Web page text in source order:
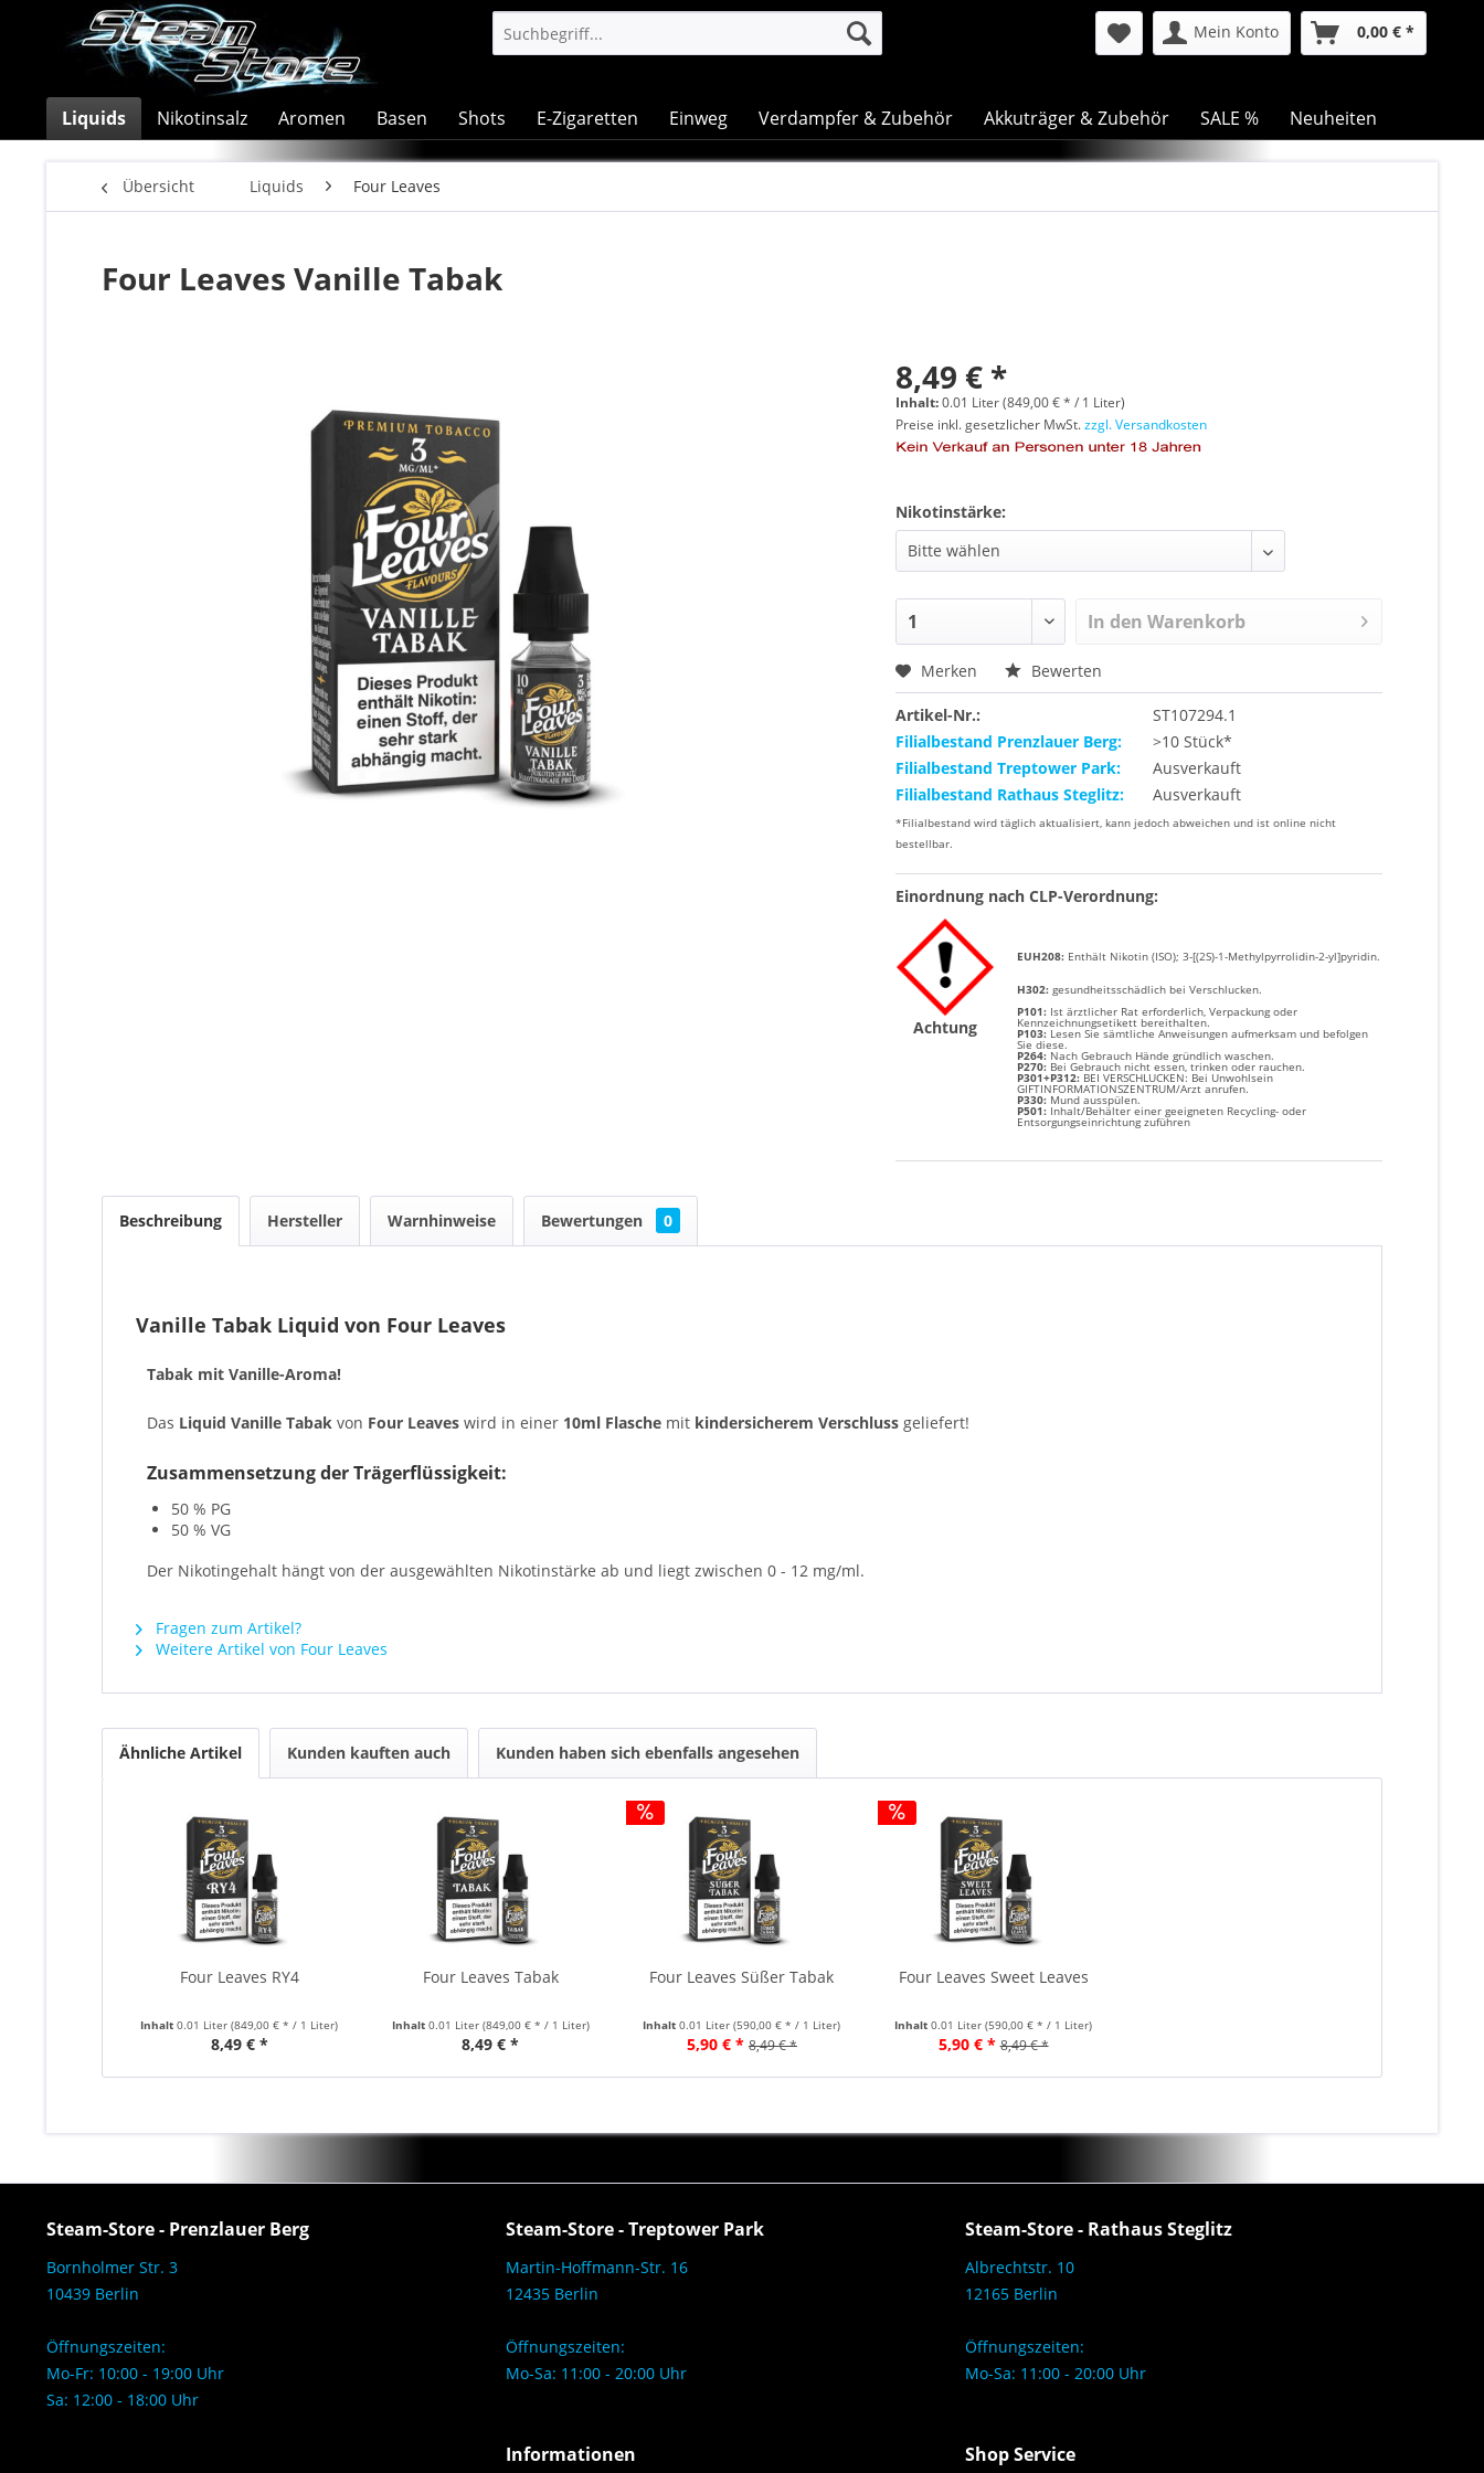
Mein Konto 0,00 € *
Liquids Nikotinsalz Aromen Basen Shots E-Zigaretten Einweg Verdampfer & Zubehör Akkuträger & Zubehör SALE % Neuheiten
Übersicht Liquids Four Leaves
Four Leaves Vanille Tabak
8,49 € *
Inhalt:0.01 Liter (849,00 € * / 1 Liter)
Preise inkl. gesetzlicher MwSt.zzgl. Versandkosten
Nikotinstärke:
In den Warenkorb
Merken Bewerten
Artikel-Nr.:
ST107294.1
Filialbestand Prenzlauer Berg:
>10 Stück*
Filialbestand Treptower Park:
Ausverkauft
Filialbestand Rathaus Steglitz:
Ausverkauft
*Filialbestand wird täglich aktualisiert, kann jedoch abweichen und ist online nicht
bestellbar.
Einordnung nach CLP-Verordnung:
Achtung
EUH208: Enthält Nikotin (ISO); 3-[(2S)-1-Methylpyrrolidin-2-yl]pyridin.
H302: gesundheitsschädlich bei Verschlucken.
P101: Ist ärztlicher Rat erforderlich, Verpackung oder
Kennzeichnungsetikett bereithalten.
P103: Lesen Sie sämtliche Anweisungen aufmerksam und befolgen
Sie diese.
P264: Nach Gebrauch Hände gründlich waschen.
P270: Bei Gebrauch nicht essen, trinken oder rauchen.
P301+P312: BEI VERSCHLUCKEN: Bei Unwohlsein
GIFTINFORMATIONSZENTRUM/Arzt anrufen.
P330: Mund ausspülen.
P501: Inhalt/Behälter einer geeigneten Recycling- oder
Entsorgungseinrichtung zuführen
Beschreibung Hersteller Warnhinweise Bewertungen 0
Vanille Tabak Liquid von Four Leaves
Tabak mit Vanille-Aroma!
Das Liquid Vanille Tabak von Four Leaves wird in einer 10ml Flasche mit kindersicherem Verschluss geliefert!
Zusammensetzung der Trägerflüssigkeit:
50 % PG
50 % VG
Der Nikotingehalt hängt von der ausgewählten Nikotinstärke ab und liegt zwischen 0 - 12 mg/ml.
Fragen zum Artikel?
Weitere Artikel von Four Leaves
Ähnliche Artikel Kunden kauften auch Kunden haben sich ebenfalls angesehen
Four Leaves RY4
Inhalt0.01 Liter(849,00 € * / 1 Liter)
8,49 € *
Four Leaves Tabak
Inhalt 0.01 Liter (849,00 € * / 1 Liter)
8,49 € *
Four Leaves Süßer Tabak
Inhalt0.01 Liter(590,00 € * / 1 Liter)
5,90 € * 8,49 € *
Four Leaves Sweet Leaves
Inhalt0.01 Liter(590,00 € * / 1 Liter)
5,90 € * 8,49 € *
Steam-Store - Prenzlauer Berg
Bornholmer Str. 3
10439 Berlin
Öffnungszeiten:
Mo-Fr: 10:00 - 19:00 Uhr
Sa: 12:00 - 18:00 Uhr
Steam-Store - Treptower Park
Martin-Hoffmann-Str. 16
12435 Berlin
Öffnungszeiten:
Mo-Sa: 11:00 - 20:00 Uhr
Steam-Store - Rathaus Steglitz
Albrechtstr. 10
12165 Berlin
Öffnungszeiten:
Mo-Sa: 11:00 - 20:00 Uhr
Informationen Shop Service